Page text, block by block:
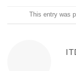
This entry was